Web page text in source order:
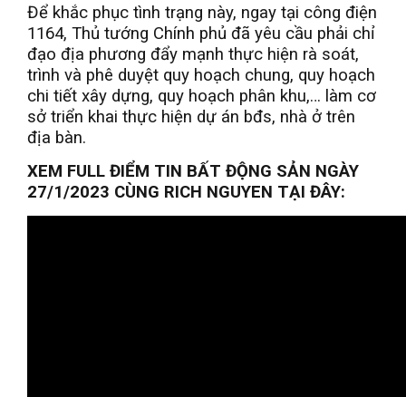
Để khắc phục tình trạng này, ngay tại công điện
1164, Thủ tướng Chính phủ đã yêu cầu phải chỉ
đạo địa phương đẩy mạnh thực hiện rà soát,
trình và phê duyệt quy hoạch chung, quy hoạch
chi tiết xây dựng, quy hoạch phân khu,… làm cơ
sở triển khai thực hiện dự án bđs, nhà ở trên
địa bàn.
XEM FULL ĐIỂM TIN BẤT ĐỘNG SẢN NGÀY
27/1/2023 CÙNG RICH NGUYEN TẠI ĐÂY: